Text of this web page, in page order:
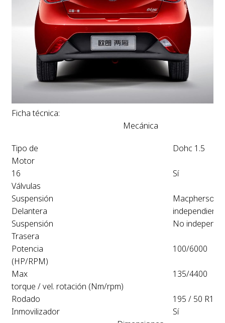
Ficha técnica:
Mecánica
Tipo de
Motor
Dohc 1.5
16
Válvulas
Sí
Suspensión
Delantera
Macpherson
independiente
Suspensión
Trasera
No
Potencia
(HP/RPM)
100/6000
Max
torque / vel. rotación (Nm/rpm)
135/4400
Rodado
195 / 50 R15
Inmovilizador
Sí